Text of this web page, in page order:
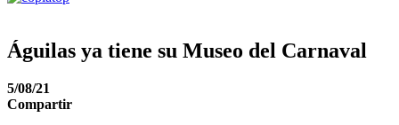
Águilas ya tiene su Museo del Carnaval
5/08/21
Compartir